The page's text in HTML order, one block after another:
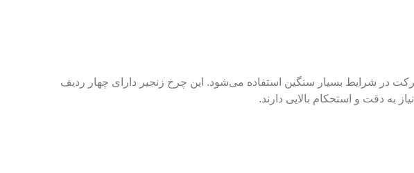
در شرایط بسیار سنگین استفاده می‌شود. این چرخ زنجیر دارای چهار ردیف
به دقت و استحکام بالایی دارند.